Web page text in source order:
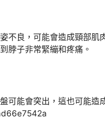
不良，可能會造成頸部肌
脖子非常緊繃和疼痛。
可能會突出，這也可能造